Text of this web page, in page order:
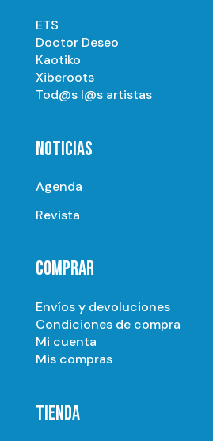
ETS
Doctor Deseo
Kaotiko
Xiberoots
Tod@s l@s artistas
NOTICIAS
Agenda
Revista
COMPRAR
Envíos y devoluciones
Condiciones de compra
Mi cuenta
Mis compras
TIENDA